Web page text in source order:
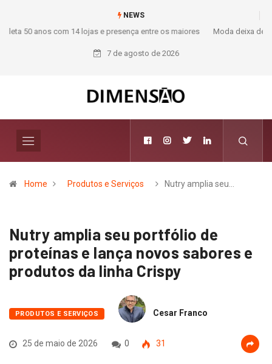
NEWS
Moda deixa de seguir tendências e passa a contar histórias; Forward
aposta na curadoria como novo luxo
7 de agosto de 2026
Home Produtos e Serviços Nutry amplia seu…
Nutry amplia seu portfólio de
proteínas e lança novos sabores e
produtos da linha Crispy
PRODUTOS E SERVIÇOS Cesar Franco
25 de maio de 2026 0 31